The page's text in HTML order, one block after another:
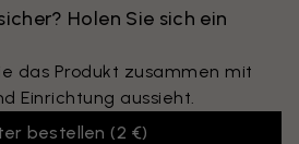
Holen Sie sich ein
das Produkt zusammen mit
Einrichtung aussieht.
bestellen (2 €)